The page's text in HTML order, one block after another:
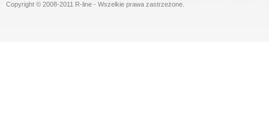
Copyright © 2008-2011 R-line - Wszelkie prawa zastrzeżone.